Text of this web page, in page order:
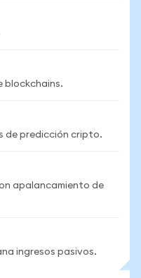
blockchains.
de predicción cripto.
apalancamiento de
ingresos pasivos.